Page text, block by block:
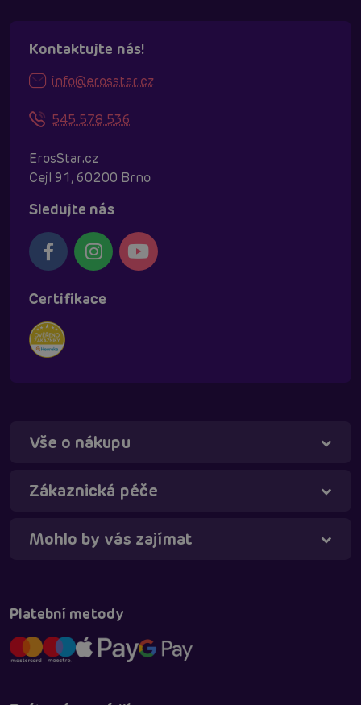
Kontaktujte nás!
info@erosstar.cz
545 578 536
ErosStar.cz
Cejl 91, 60200 Brno
Sledujte nás
Certifikace
Vše o nákupu
Zákaznická péče
Mohlo by vás zajímat
Platební metody
Táňa - virtuální asistentka